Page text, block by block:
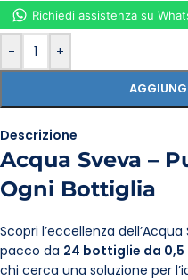
- +
Richiedi assistenza su
Descrizione
Acqua Sveva –
Ogni Bottiglia
Scopri l’eccellenza
pacco da 24 bottiglie da
chi cerca una soluzione per